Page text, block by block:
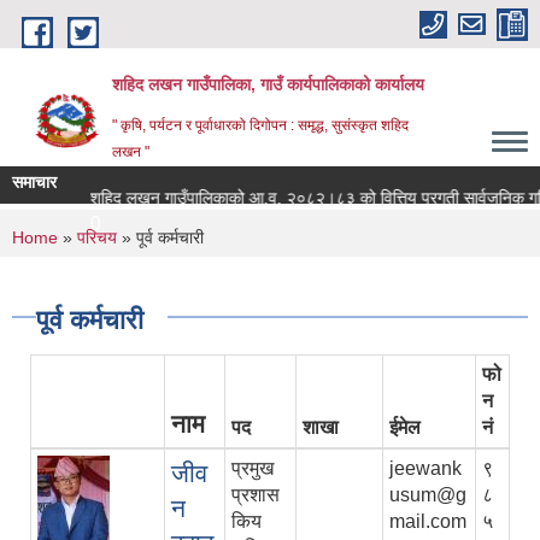
Skip to main content
शहिद लखन गाउँपालिका, गाउँ कार्यपालिकाको कार्यालय
" कृषि, पर्यटन र पूर्वाधारको दिगोपन : समृद्ध, सुसंस्कृत शहिद
लखन "
समाचार
शहिद लखन गाउँपालिकाको आ.व. २०८२।८३ को वित्तिय प्रगती सार्वजनिक गरिएको
You are here
Home » परिचय » पूर्व कर्मचारी
पूर्व कर्मचारी
नाम पद शाखा ईमेल
फो
न
नं
जीव
न
प्रमुख
प्रशास
किय
jeewank
usum@g
mail.com
९
८
५